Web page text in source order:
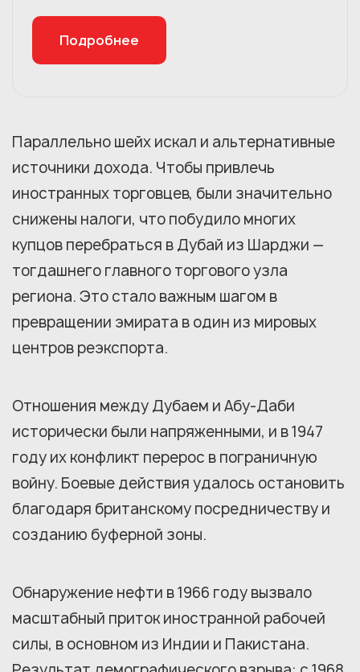
Подробнее
Параллельно шейх искал и альтернативные
источники дохода. Чтобы привлечь
иностранных торговцев, были значительно
снижены налоги, что побудило многих
купцов перебраться в Дубай из Шарджи —
тогдашнего главного торгового узла
региона. Это стало важным шагом в
превращении эмирата в один из мировых
центров реэкспорта.
Отношения между Дубаем и Абу-Даби
исторически были напряженными, и в 1947
году их конфликт перерос в пограничную
войну. Боевые действия удалось остановить
благодаря британскому посредничеству и
созданию буферной зоны.
Обнаружение нефти в 1966 году вызвало
масштабный приток иностранной рабочей
силы, в основном из Индии и Пакистана.